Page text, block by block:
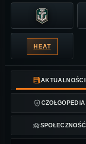
HEAT
AKTUALNOŚCI
CZOŁGOPEDIA
SPOŁECZNOŚĆ